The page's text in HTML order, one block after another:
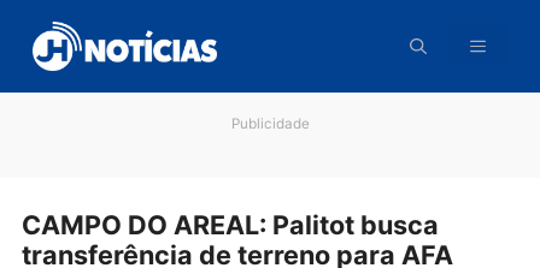
para
conteúdo
CAMPO DO AREAL: Palitot busca